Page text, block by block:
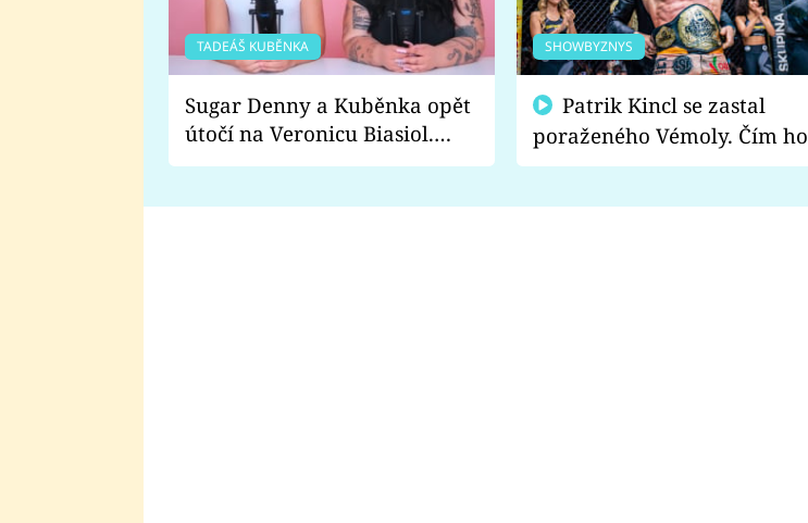
TADEÁŠ KUBĚNKA
Sugar Denny a Kuběnka opět
útočí na Veronicu Biasiol.
Proč je podle nich falešná a
SHOWBYZNYS
poraženého Vémoly. Čím ho
fanoušci naštvali?